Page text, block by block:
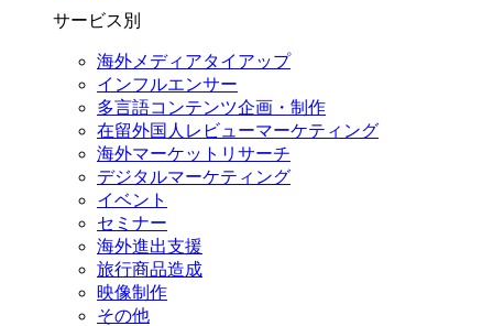
サービス別
海外メディアタイアップ
インフルエンサー
多言語コンテンツ企画・制作
在留外国⼈レビューマーケティング
海外マーケットリサーチ
デジタルマーケティング
イベント
セミナー
海外進出支援
旅行商品造成
映像制作
その他